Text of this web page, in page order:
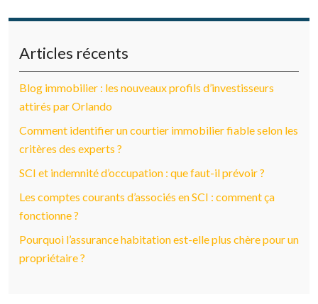
Articles récents
Blog immobilier : les nouveaux profils d’investisseurs
attirés par Orlando
Comment identifier un courtier immobilier fiable selon les
critères des experts ?
SCI et indemnité d’occupation : que faut-il prévoir ?
Les comptes courants d’associés en SCI : comment ça
fonctionne ?
Pourquoi l’assurance habitation est-elle plus chère pour un
propriétaire ?